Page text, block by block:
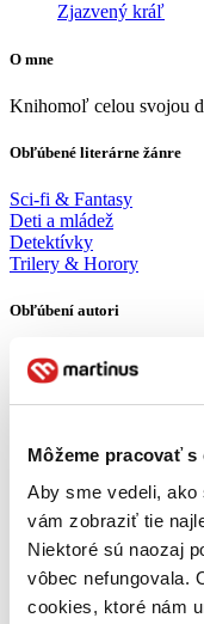
Môžeme pracovať
Aby sme vedeli, ako
vám zobraziť tie
Niektoré sú naozaj
vôbec nefungovala.
cookies, ktoré nám
Zjazvený kráľ
O mne
Knihomoľ celou svojou
Obľúbené literárne žánre
Sci-fi & Fantasy
Deti a mládež
Detektívky
Trilery & Horory
Obľúbení autori
Roger Zelazny
Karen Traviss
Brandon Sanderson
Brandon Mull
Kevin Hearne
Sarah J. Maas
Zobraziť viac
Moje srdcovky